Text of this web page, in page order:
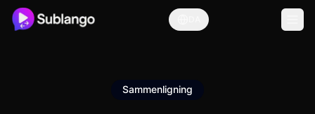
Sammenligning